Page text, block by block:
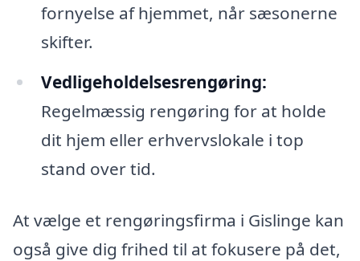
fornyelse af hjemmet, når sæsonerne
skifter.
Vedligeholdelsesrengøring:
Regelmæssig rengøring for at holde
dit hjem eller erhvervslokale i top
stand over tid.
At vælge et rengøringsfirma i Gislinge kan
også give dig frihed til at fokusere på det,